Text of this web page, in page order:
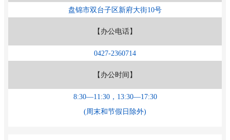
盘锦市双台子区新府大街10号
【办公电话】
0427-2360714
【办公时间】
8:30—11:30，13:30—17:30
(周末和节假日除外)